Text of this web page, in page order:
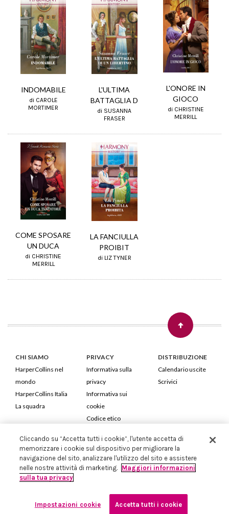
INDOMABILE
di CAROLE
MORTIMER
L'ULTIMA
BATTAGLIA D
di SUSANNA
FRASER
L'ONORE IN
GIOCO
di CHRISTINE
MERRILL
COME SPOSARE
UN DUCA
di CHRISTINE
MERRILL
LA FANCIULLA
PROIBIT
di LIZ TYNER
CHI SIAMO
HarperCollins nel
mondo
HarperCollins Italia
La squadra
PRIVACY
Informativa sulla
privacy
Informativa sui
cookie
Codice etico
DISTRIBUZIONE
Calendario uscite
Scrivici
HarperCollins Italia S.p.A. Viale Monte Nero, 84 - 20135 Milano
Cod. Fiscale e P.IVA 05946780151 - Capitale Sociale 258.250 €
Iscritta in Milano al Registro delle imprese nr.198004 e REA nr.1051898
Cliccando su “Accetta tutti i cookie”, l'utente accetta di
memorizzare i cookie sul dispositivo per migliorare la
navigazione del sito, analizzare l'utilizzo del sito e assistere
nelle nostre attività di marketing. Maggiori informazioni
sulla tua privacy
Impostazioni cookie Accetta tutti i cookie